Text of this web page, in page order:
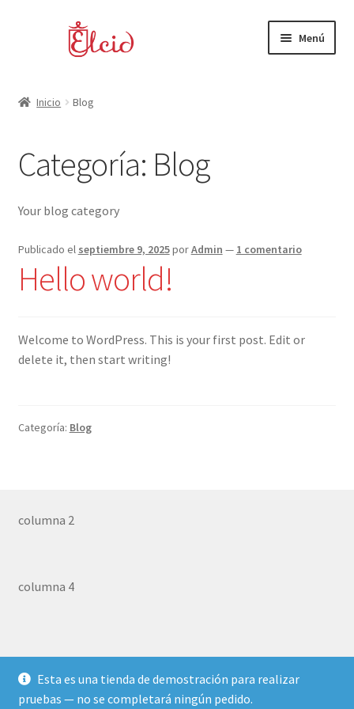
Esta es una tienda de demostración para realizar
pruebas — no se completará ningún pedido.
Menú
Marcas
Inicio Blog
Categoría: Blog
Your blog category
Publicado el septiembre 9, 2025porAdmin — 1 comentario
Hello world!
Welcome to WordPress. This is your first post. Edit or
delete it, then start writing!
Categoría: Blog
columna 2
columna 4
© Calzados Elcid 2026